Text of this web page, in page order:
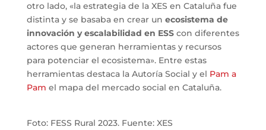
otro lado, «la estrategia de la XES en Cataluña fue
distinta y se basaba en crear un ecosistema de
innovación y escalabilidad en ESScon diferentes
actores que generan herramientas y recursos
para potenciar el ecosistema». Entre estas
herramientas destaca la Autoría Social y el Pam a
Pam el mapa del mercado social en Cataluña.
Foto: FESS Rural 2023. Fuente: XES